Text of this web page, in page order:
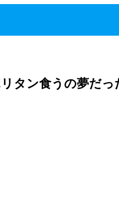
タン食うの夢だっ